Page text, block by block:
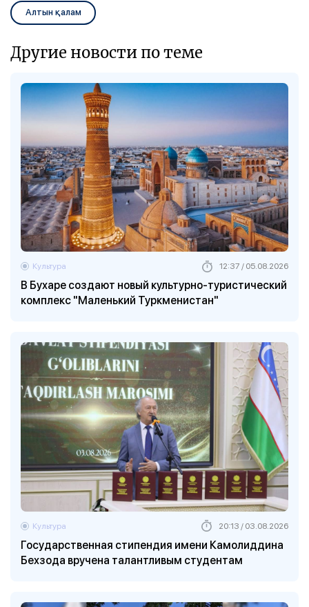
Алтын қалам
Другие новости по теме
В Бухаре создают новый культурно-туристический
комплекс "Маленький Туркменистан"
Культура 12:37 / 05.08.2026
Государственная стипендия имени Камолиддина
Бехзода вручена талантливым студентам
Культура 20:13 / 03.08.2026